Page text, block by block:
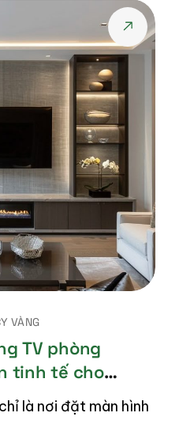
VÀNG
TV phòng
tinh tế cho
là nơi đặt màn hình